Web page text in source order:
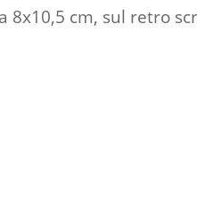
cm, sul retro